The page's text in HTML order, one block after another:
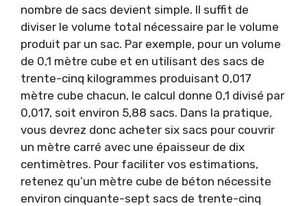
nombre de sacs devient simple. Il suffit de
diviser le volume total nécessaire par le volume
produit par un sac. Par exemple, pour un volume
de 0,1 mètre cube et en utilisant des sacs de
trente-cinq kilogrammes produisant 0,017
mètre cube chacun, le calcul donne 0,1 divisé par
0,017, soit environ 5,88 sacs. Dans la pratique,
vous devrez donc acheter six sacs pour couvrir
un mètre carré avec une épaisseur de dix
centimètres. Pour faciliter vos estimations,
retenez qu’un mètre cube de béton nécessite
environ cinquante-sept sacs de trente-cinq